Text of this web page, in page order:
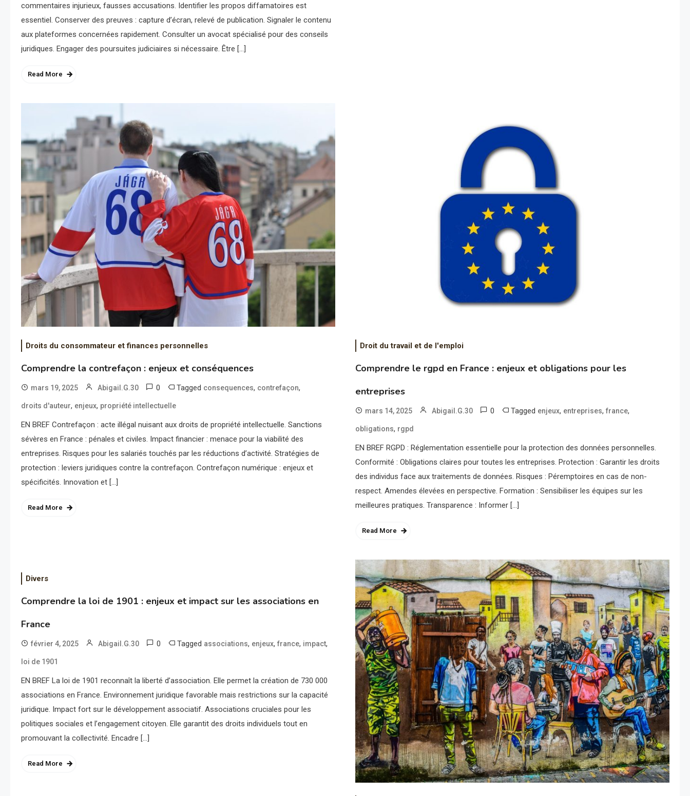
commentaires injurieux, fausses accusations. Identifier les propos diffamatoires est
essentiel. Conserver des preuves : capture d’écran, relevé de publication. Signaler le contenu
aux plateformes concernées rapidement. Consulter un avocat spécialisé pour des conseils
juridiques. Engager des poursuites judiciaires si nécessaire. Être […]
Read More
Droits du consommateur et finances personnelles
Comprendre la contrefaçon : enjeux et conséquences
mars 19, 2025 Abigail.G.30 0 Tagged consequences, contrefaçon,
droits d'auteur, enjeux, propriété intellectuelle
EN BREF Contrefaçon : acte illégal nuisant aux droits de propriété intellectuelle. Sanctions
sévères en France : pénales et civiles. Impact financier : menace pour la viabilité des
entreprises. Risques pour les salariés touchés par les réductions d’activité. Stratégies de
protection : leviers juridiques contre la contrefaçon. Contrefaçon numérique : enjeux et
spécificités. Innovation et […]
Read More
Droit du travail et de l'emploi
Comprendre le rgpd en France : enjeux et obligations pour les
entreprises
mars 14, 2025 Abigail.G.30 0 Tagged enjeux, entreprises,france,
obligations, rgpd
EN BREF RGPD : Réglementation essentielle pour la protection des données personnelles.
Conformité : Obligations claires pour toutes les entreprises. Protection : Garantir les droits
des individus face aux traitements de données. Risques : Péremptoires en cas de non-
respect. Amendes élevées en perspective. Formation : Sensibiliser les équipes sur les
meilleures pratiques. Transparence : Informer […]
Read More
Divers
Comprendre la loi de 1901 : enjeux et impact sur les associations en
France
février 4, 2025 Abigail.G.30 0 Tagged associations, enjeux,france, impact,
loi de 1901
EN BREF La loi de 1901 reconnaît la liberté d’association. Elle permet la création de 730 000
associations en France. Environnement juridique favorable mais restrictions sur la capacité
juridique. Impact fort sur le développement associatif. Associations cruciales pour les
politiques sociales et l’engagement citoyen. Elle garantit des droits individuels tout en
promouvant la collectivité. Encadre […]
Read More